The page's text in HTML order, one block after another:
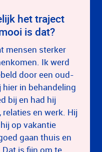
het traject
is dat?
mensen sterker
Ik werd
door een oud-
in behandeling
bij en had hij
en werk. Hij
op vakantie
gaan thuis en
is fijn om te